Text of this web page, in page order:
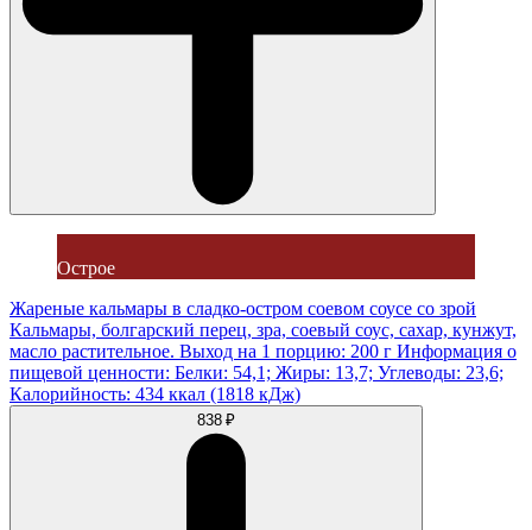
Острое
Жареные кальмары в сладко-остром соевом соусе со зрой
Кальмары, болгарский перец, зра, соевый соус, сахар, кунжут,
масло растительное. Выход на 1 порцию: 200 г Информация о
пищевой ценности: Белки: 54,1; Жиры: 13,7; Углеводы: 23,6;
Калорийность: 434 ккал (1818 кДж)
838 ₽